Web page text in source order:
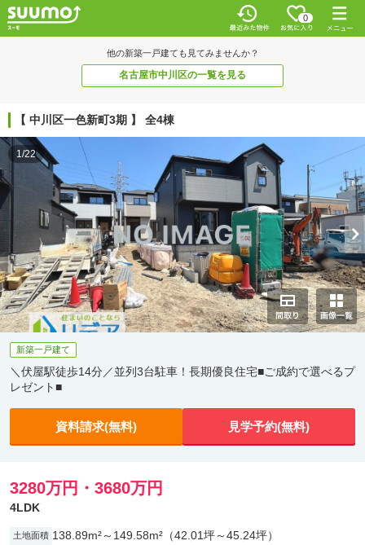
0
他の新築一戸建ても見てみませんか？
名古屋市中川区の一覧を見る
【 中川区一色新町3期 】 全4棟
1/22
新築一戸建て
＼伏屋駅徒歩14分／並列3台駐車！長期優良住宅■ご成約で選べるプ
レゼント■
資料請求(無料) 見学予約(無料)
3280万円・3680万円
4LDK
土地面積 138.89m²～149.58m²（42.01坪～45.24坪）